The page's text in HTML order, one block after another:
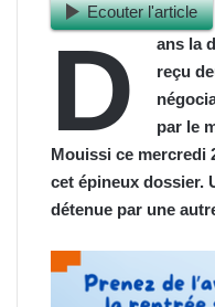
Ecouter l'article
D
ans la
reçu
par le
Mouissi ce mercredi
cet épineux dossier.
détenue par une